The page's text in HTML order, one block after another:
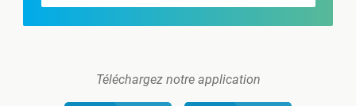
Téléchargez notre application